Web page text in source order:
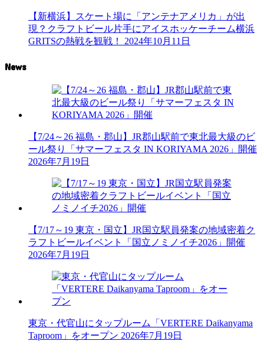
【新横浜】スケート場に「アンテナアメリカ」が出
現？クラフトビール片手にアイスホッケーチーム横浜
GRITSの熱戦を観戦！
2024年10月11日
News
【7/24～26 福島・郡山】JR郡山駅前で東北最大級のビ
ール祭り「サマーフェスタ IN KORIYAMA 2026」開催
2026年7月19日
【7/17～19 東京・国立】JR国立駅員発案の地域密着ク
ラフトビールイベント「国立ノミノイチ2026」開催
2026年7月19日
東京・代官山にタップルーム「VERTERE Daikanyama
Taproom」をオープン 2026年7月19日